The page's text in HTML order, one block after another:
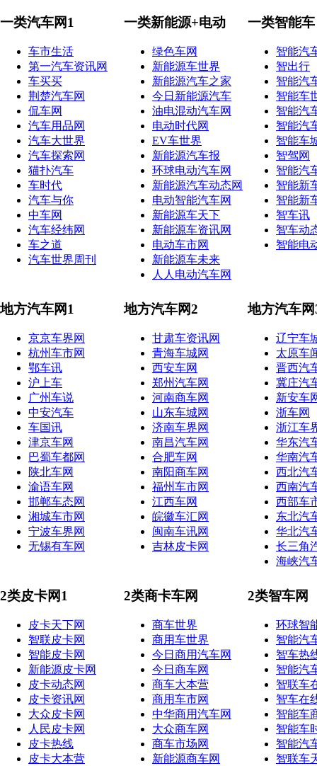
一类汽车网1
车市生活
第一汽车资讯网
车买买
荆楚汽车网
侃车网
汽车用品网
汽车大世界
汽车探索网
猫扑汽车
车时代
汽车与你
中车网
汽车经纬网
车之道
汽车世界周刊
一类新能源+电动
绿色车网
新能源车世界
新能源汽车之家
今日新能源汽车
油电混动汽车网
电动时代网
EV车世界
新能源汽车报
环球电动汽车网
新能源汽车动态网
电动智能汽车网
新能源车天下
新能源车资讯网
电动车市网
新能源车未来
人人电动汽车网
一类智能车
智能汽
智出行
智能汽
智能车
智能汽
智能汽
智能车
智驾网
智能汽
智能新
智能新
智车讯
智车动
智能电
地方汽车网1
京京车界网
杭州车市网
鄂车讯
沪上车
广州车说
中安汽车
车国讯
津京车网
巴蜀车都网
陕北车网
渝语车网
邯郸车态网
湘城车市网
宁波车界网
无锡有车网
地方汽车网2
甘肃车资讯网
青海车城网
西安车网
郑州汽车网
河南商车网
山东车城网
济南车界网
南昌汽车网
合肥车网
南阳商车网
福州车市网
江西车网
皖徽车汇网
闽南车讯网
吉林皮卡网
地方汽车网
辽宁车
太原车
晋西汽
冀庄汽
新安车
浙车网
浙江车
华东汽
华南汽
西北汽
西南汽
西部车
东北汽
华北汽
长三角
海峡汽
2类皮卡网1
皮卡天下网
智联皮卡网
智能皮卡网
新能源皮卡网
皮卡动态网
皮卡资讯网
大众皮卡网
人民皮卡网
皮卡热线
皮卡大本营
2类商卡车网
商车世界
商用车世界
今日商用汽车网
今日商车网
商车大本营
商用车市网
中华商用汽车网
大众商车网
商车市场网
新能源商车网
2类智车网
环球智
智能汽
智车热
智能汽
智联车
智车在
智能车
智能车
智能汽
智联车